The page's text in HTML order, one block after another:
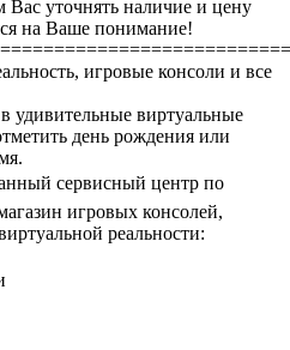
уточнять наличие и цену
на Ваше понимание!
игровые консоли и все
удивительные виртуальные
день рождения или
сервисный центр по
игровых консолей,
реальности: